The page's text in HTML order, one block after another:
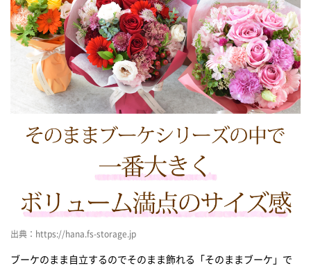
出典：https://hana.fs-storage.jp
ブーケのまま自立するのでそのまま飾れる「そのままブーケ」で